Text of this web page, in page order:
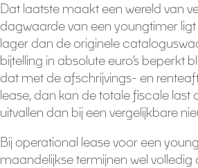
Dat laatste maakt een wereld van
dagwaarde van een youngtimer
lager dan de originele
bijtelling in absolute euro’s beperkt
dat met de afschrijvings- en
lease, dan kan de totale fiscale last
uitvallen dan bij een vergelijkbare
Bij operational lease voor een
maandelijkse termijnen wel